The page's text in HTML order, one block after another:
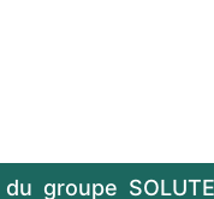
groupe